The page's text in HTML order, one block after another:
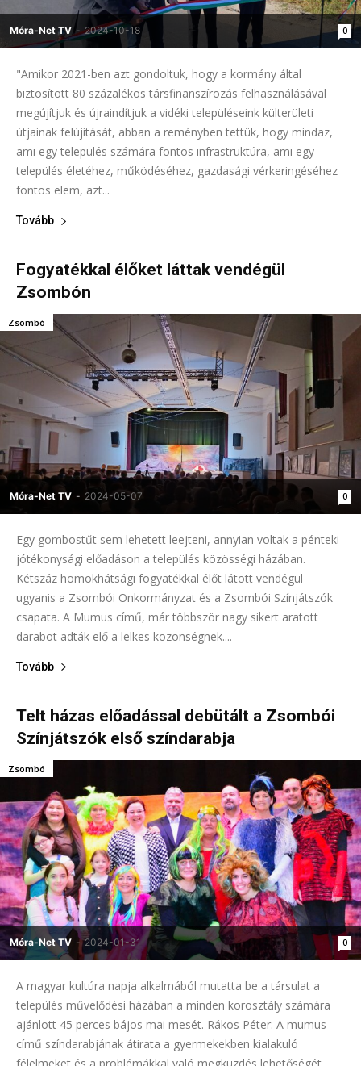
Móra-Net TV - 2024-10-18 0
"Amikor 2021-ben azt gondoltuk, hogy a kormány által
biztosított 80 százalékos társfinanszírozás felhasználásával
megújítjuk és újraindítjuk a vidéki településeink külterületi
útjainak felújítását, abban a reményben tettük, hogy mindaz,
ami egy település számára fontos infrastruktúra, ami egy
település életéhez, működéséhez, gazdasági vérkeringéséhez
fontos elem, azt...
Tovább
Fogyatékkal élőket láttak vendégül
Zsombón
Móra-Net TV - 2024-05-07 0
Zsombó
Egy gombostűt sem lehetett leejteni, annyian voltak a pénteki
jótékonysági előadáson a település közösségi házában.
Kétszáz homokhátsági fogyatékkal élőt látott vendégül
ugyanis a Zsombói Önkormányzat és a Zsombói Színjátszók
csapata. A Mumus című, már többször nagy sikert aratott
darabot adták elő a lelkes közönségnek....
Tovább
Telt házas előadással debütált a Zsombói
Színjátszók első színdarabja
Móra-Net TV - 2024-01-31 0
Zsombó
A magyar kultúra napja alkalmából mutatta be a társulat a
település művelődési házában a minden korosztály számára
ajánlott 45 perces bájos mai mesét. Rákos Péter: A mumus
című színdarabjának átirata a gyermekekben kialakuló